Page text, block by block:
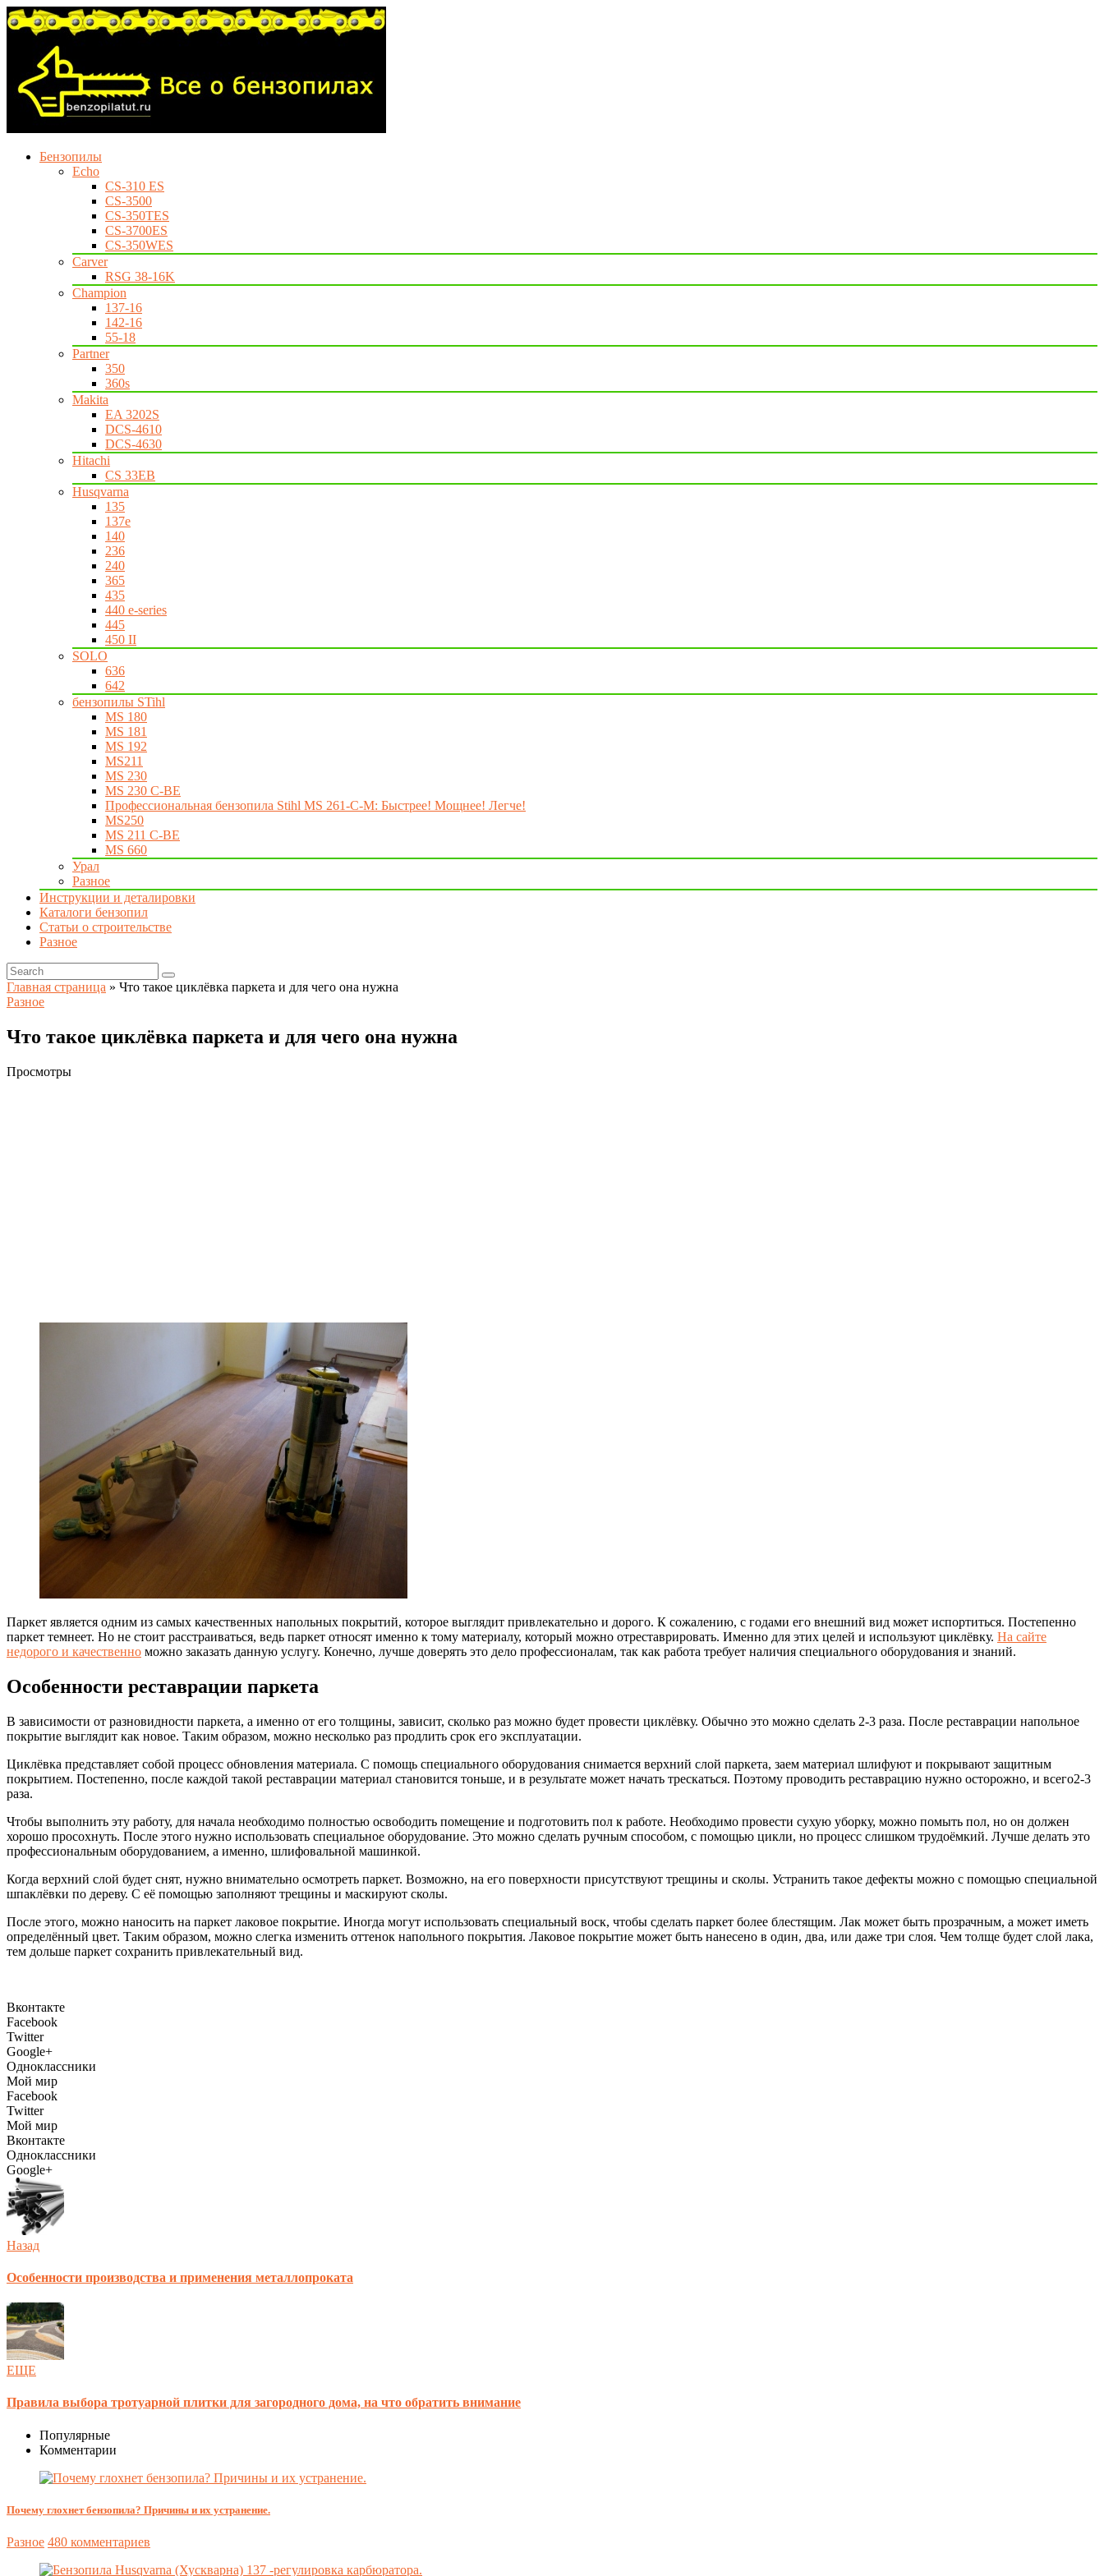
Бензопилы
Echo
CS-310 ES
CS-3500
CS-350TES
CS-3700ES
CS-350WES
Carver
RSG 38-16K
Champion
137-16
142-16
55-18
Partner
350
360s
Makita
EA 3202S
DCS-4610
DCS-4630
Hitachi
CS 33EB
Husqvarna
135
137e
140
236
240
365
435
440 e-series
445
450 II
SOLO
636
642
бензопилы STihl
MS 180
MS 181
MS 192
MS211
MS 230
MS 230 C-BE
Профессиональная бензопила Stihl MS 261-C-M: Быстрее! Мощнее! Легче!
MS250
MS 211 C-BE
MS 660
Урал
Разное
Инструкции и деталировки
Каталоги бензопил
Статьи о строительстве
Разное
Главная страница » Что такое циклёвка паркета и для чего она нужна
Разное
Что такое циклёвка паркета и для чего она нужна
Просмотры
Паркет является одним из самых качественных напольных покрытий, которое выглядит привлекательно и дорого. К сожалению, с годами его внешний вид может испортиться. Постепенно
паркет темнеет. Но не стоит расстраиваться, ведь паркет относят именно к тому материалу, который можно отреставрировать. Именно для этих целей и используют циклёвку. На сайте
недорого и качественно можно заказать данную услугу. Конечно, лучше доверять это дело профессионалам, так как работа требует наличия специального оборудования и знаний.
Особенности реставрации паркета
В зависимости от разновидности паркета, а именно от его толщины, зависит, сколько раз можно будет провести циклёвку. Обычно это можно сделать 2-3 раза. После реставрации напольное
покрытие выглядит как новое. Таким образом, можно несколько раз продлить срок его эксплуатации.
Циклёвка представляет собой процесс обновления материала. С помощь специального оборудования снимается верхний слой паркета, заем материал шлифуют и покрывают защитным
покрытием. Постепенно, после каждой такой реставрации материал становится тоньше, и в результате может начать трескаться. Поэтому проводить реставрацию нужно осторожно, и всего2-3
раза.
Чтобы выполнить эту работу, для начала необходимо полностью освободить помещение и подготовить пол к работе. Необходимо провести сухую уборку, можно помыть пол, но он должен
хорошо просохнуть. После этого нужно использовать специальное оборудование. Это можно сделать ручным способом, с помощью цикли, но процесс слишком трудоёмкий. Лучше делать это
профессиональным оборудованием, а именно, шлифовальной машинкой.
Когда верхний слой будет снят, нужно внимательно осмотреть паркет. Возможно, на его поверхности присутствуют трещины и сколы. Устранить такое дефекты можно с помощью специальной
шпаклёвки по дереву. С её помощью заполняют трещины и маскируют сколы.
После этого, можно наносить на паркет лаковое покрытие. Иногда могут использовать специальный воск, чтобы сделать паркет более блестящим. Лак может быть прозрачным, а может иметь
определённый цвет. Таким образом, можно слегка изменить оттенок напольного покрытия. Лаковое покрытие может быть нанесено в один, два, или даже три слоя. Чем толще будет слой лака,
тем дольше паркет сохранить привлекательный вид.
Вконтакте
Facebook
Twitter
Google+
Одноклассники
Мой мир
Facebook
Twitter
Мой мир
Вконтакте
Одноклассники
Google+
Назад
Особенности производства и применения металлопроката
ЕЩЕ
Правила выбора тротуарной плитки для загородного дома, на что обратить внимание
Популярные
Комментарии
Почему глохнет бензопила? Причины и их устранение.
Разное 480 комментариев